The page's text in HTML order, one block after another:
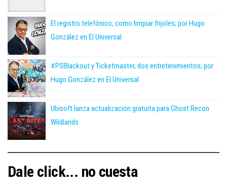
El registro telefónico, como limpiar frijoles; por Hugo
González en El Universal
#PSBlackout y Ticketmaster, dos entretenimientos; por
Hugo González en El Universal
Ubisoft lanza actualización gratuita para Ghost Recon
Wildlands
Dale click... no cuesta